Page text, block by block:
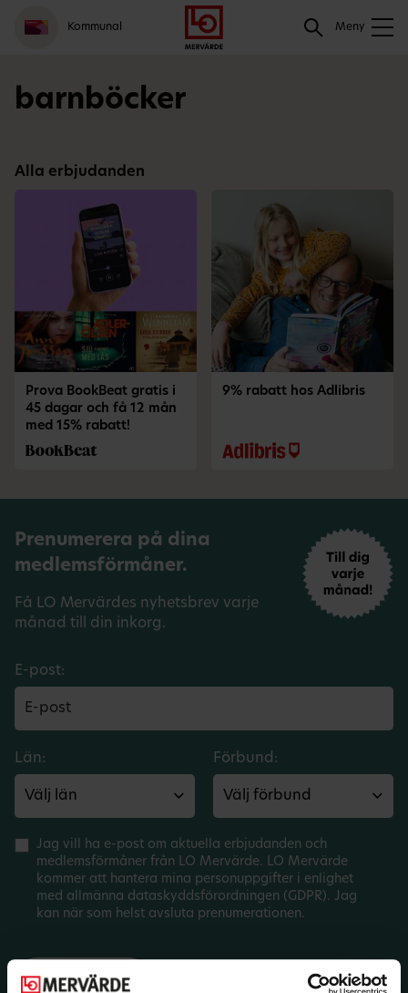
Gå
till
meny
Logga
in
Hoppa
till
innehåll
Kommunal Meny
Sök
barnböcker
Alla erbjudanden
Prova BookBeat gratis i
45 dagar och få 12 mån
med 15% rabatt!
9% rabatt hos Adlibris
Prenumerera på dina
medlemsförmåner.
Få LO Mervärdes nyhetsbrev varje
månad till din inkorg.
E-post:
Län: Förbund:
Jag vill ha e-post om aktuella erbjudanden och
medlemsförmåner från LO Mervärde. LO Mervärde
kommer att hantera mina personuppgifter i enlighet
med allmänna dataskyddsförordningen (GDPR). Jag
kan när som helst avsluta prenumerationen.